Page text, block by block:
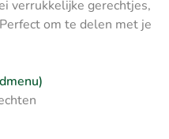
verrukkelijke gerechtjes,
om te delen met je